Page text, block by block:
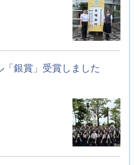
銀賞」受賞しました